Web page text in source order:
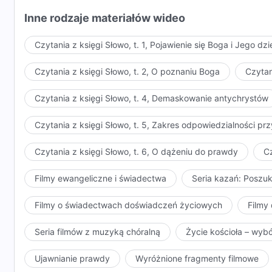
wymogi, a może potraktujecie je nieodpowiedzialnie.
waszych marzeń i wcielenie waszych ideałów w
głupców.
Moje żądania mogą być proste, ale to, co wam
Jeśli będziecie tylko mówić o tych sprawach bez
brzmiącymi stwierdzeniami, wasze plany i życzenia
tych, którzy nie spełnili Moich żądań, mam karę, nie
wyobrażacie sobie, że skoro jesteście wyznawcami
okoliczności, to tak czy inaczej powinniście za bycie
Powiedziałbym, że większość z was myśli w ten
was, jak z czegoś skorzystać i nie zostać
obchodzi Mnie, jak pełna zasług jest twoja ciężka
Moich żądań, nigdy nie zasłużysz na Moją
pomysły i kalkulacje i zacznijcie poważnie
ludzi w popiół, aby zakończyć Moje dzieło, i w
Inne rodzaje materiałów wideo
Czytania z księgi Słowo, t. 1, Pojawienie się Boga i Jego
Czytania z księgi Słowo, t. 2, O poznaniu Boga
Czytania z księgi Słowo, t. 4, Demaskowanie antychrystów
Czytania z księgi Słowo, t. 5, Zakres odpowiedzialności
Czytania z księgi Słowo, t. 6, O dążeniu do prawdy
Filmy ewangeliczne i świadectwa Seria kazań:
Filmy o świadectwach doświadczeń życiowych Filmy
Seria filmów z muzyką chóralną Życie kościoła –
Ujawnianie prawdy Wyróżnione fragmenty filmowe